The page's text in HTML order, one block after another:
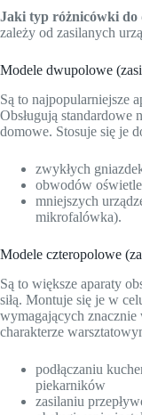
Jaki typ różnicówki do
zależy od zasilanych
Modele dwupolowe
Są to najpopularniejsze
Obsługują standardowe
domowe. Stosuje się je
zwykłych
obwodów
mniejszych
mikrofalówka).
Modele czteropolowe
Są to większe aparaty
siłą. Montuje się je w
wymagających
charakterze
podłączaniu
piekarników
zasilaniu